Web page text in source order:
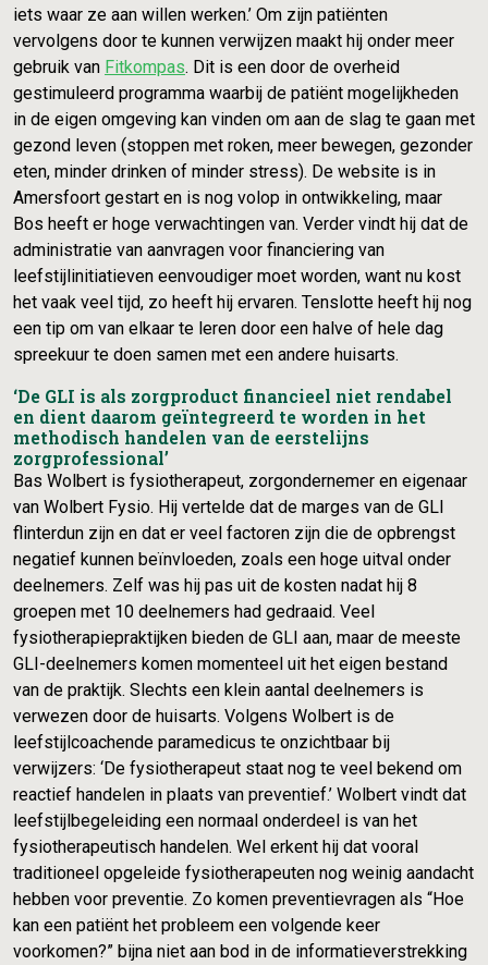
iets waar ze aan willen werken.’ Om zijn patiënten
vervolgens door te kunnen verwijzen maakt hij onder meer
gebruik van Fitkompas. Dit is een door de overheid
gestimuleerd programma waarbij de patiënt mogelijkheden
in de eigen omgeving kan vinden om aan de slag te gaan met
gezond leven (stoppen met roken, meer bewegen, gezonder
eten, minder drinken of minder stress). De website is in
Amersfoort gestart en is nog volop in ontwikkeling, maar
Bos heeft er hoge verwachtingen van. Verder vindt hij dat de
administratie van aanvragen voor financiering van
leefstijlinitiatieven eenvoudiger moet worden, want nu kost
het vaak veel tijd, zo heeft hij ervaren. Tenslotte heeft hij nog
een tip om van elkaar te leren door een halve of hele dag
spreekuur te doen samen met een andere huisarts.
‘De GLI is als zorgproduct financieel niet rendabel
en dient daarom geïntegreerd te worden in het
methodisch handelen van de eerstelijns
zorgprofessional’
Bas Wolbert is fysiotherapeut, zorgondernemer en eigenaar
van Wolbert Fysio. Hij vertelde dat de marges van de GLI
flinterdun zijn en dat er veel factoren zijn die de opbrengst
negatief kunnen beïnvloeden, zoals een hoge uitval onder
deelnemers. Zelf was hij pas uit de kosten nadat hij 8
groepen met 10 deelnemers had gedraaid. Veel
fysiotherapiepraktijken bieden de GLI aan, maar de meeste
GLI-deelnemers komen momenteel uit het eigen bestand
van de praktijk. Slechts een klein aantal deelnemers is
verwezen door de huisarts. Volgens Wolbert is de
leefstijlcoachende paramedicus te onzichtbaar bij
verwijzers: ‘De fysiotherapeut staat nog te veel bekend om
reactief handelen in plaats van preventief.’ Wolbert vindt dat
leefstijlbegeleiding een normaal onderdeel is van het
fysiotherapeutisch handelen. Wel erkent hij dat vooral
traditioneel opgeleide fysiotherapeuten nog weinig aandacht
hebben voor preventie. Zo komen preventievragen als “Hoe
kan een patiënt het probleem een volgende keer
voorkomen?” bijna niet aan bod in de informatieverstrekking